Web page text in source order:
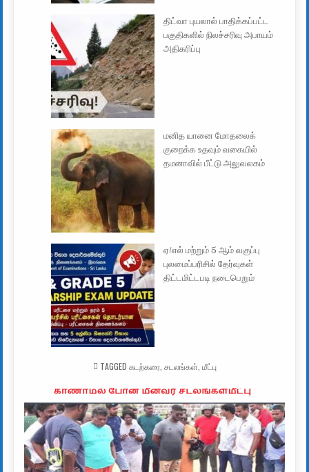
திட்வா புயலால் பாதிக்கப்பட்ட
பகுதிகளில் நிலச்சரிவு அபாயம்
அதிகரிப்பு
மனித யானை மோதலைக்
குறைக்க உதவும் வகையில்
தமனாவில் பீட்டு அலுவலகம்
ஏ/எல் மற்றும் 5 ஆம் வகுப்பு
புலமைப்பரிசில் தேர்வுகள்
திட்டமிட்டபடி நடைபெறும்
TAGGED கடற்கரை, சடலங்கள் மீட்பு